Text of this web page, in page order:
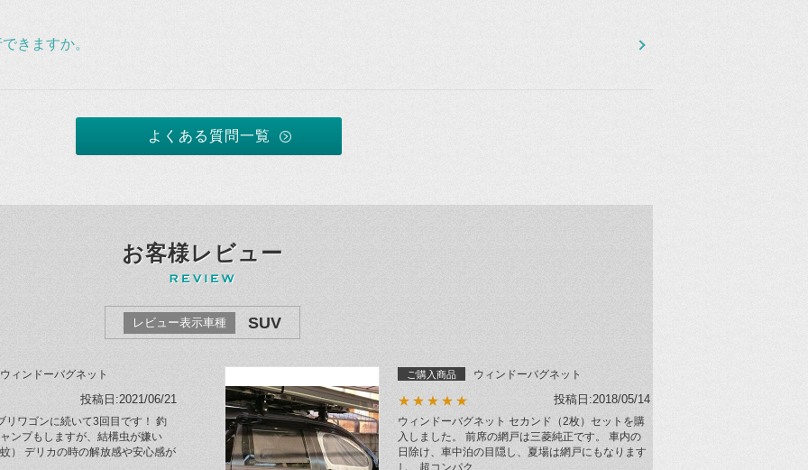
きますか。
よくある質問一覧
お客様レビュー
レビュー表示車種 SUV
ウィンドーバグネット
投稿日:2021/06/21
リワゴンに続いて3回目です！ 釣
ンプもしますが、結構虫が嫌い
） デリカの時の解放感や安心感が
ご購入商品 ウィンドーバグネット
★★★★★ 投稿日:2018/05/14
ウィンドーバグネット セカンド（2枚）セットを購
入しました。 前席の網戸は三菱純正です。 車内の
日除け、車中泊の目隠し、夏場は網戸にもなります
し、超コンパク...